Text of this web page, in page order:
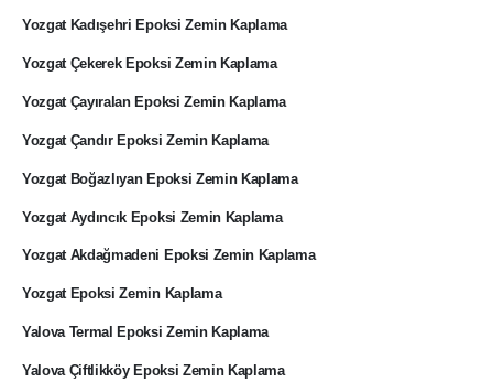
Yozgat Kadışehri Epoksi Zemin Kaplama
Yozgat Çekerek Epoksi Zemin Kaplama
Yozgat Çayıralan Epoksi Zemin Kaplama
Yozgat Çandır Epoksi Zemin Kaplama
Yozgat Boğazlıyan Epoksi Zemin Kaplama
Yozgat Aydıncık Epoksi Zemin Kaplama
Yozgat Akdağmadeni Epoksi Zemin Kaplama
Yozgat Epoksi Zemin Kaplama
Yalova Termal Epoksi Zemin Kaplama
Yalova Çiftlikköy Epoksi Zemin Kaplama